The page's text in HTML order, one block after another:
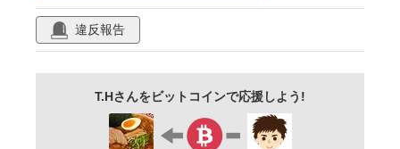
空 反射 太陽 貝殻 ヒトデ
イラスト ベクター
違反報告
T.Hさんをビットコインで応援しよう!